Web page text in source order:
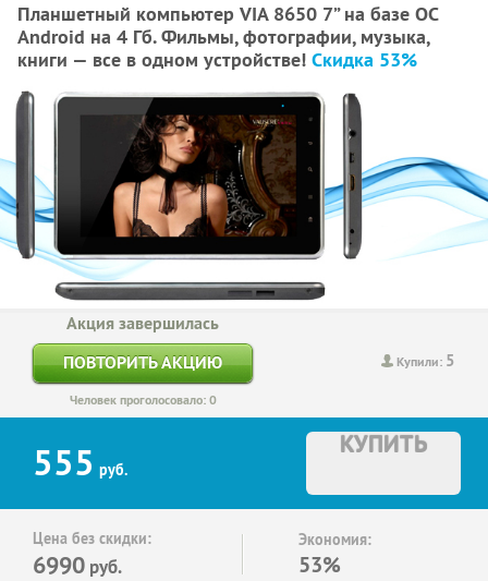
Планшетный компьютер VIA 8650 7” на базе ОС
Android на 4 Гб. Фильмы, фотографии, музыка,
книги — все в одном устройстве! Скидка 53%
Купили: 5
Акция завершилась
ПОВТОРИТЬ АКЦИЮ
Человек проголосовало: 0
555 руб.
КУПИТЬ
Цена без скидки:
6990 руб.
Экономия:
53%